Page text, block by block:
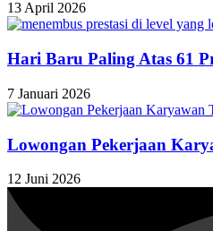
13 April 2026
Hari Baru Paling Atas 61
7 Januari 2026
Lowongan Pekerjaan
12 Juni 2026